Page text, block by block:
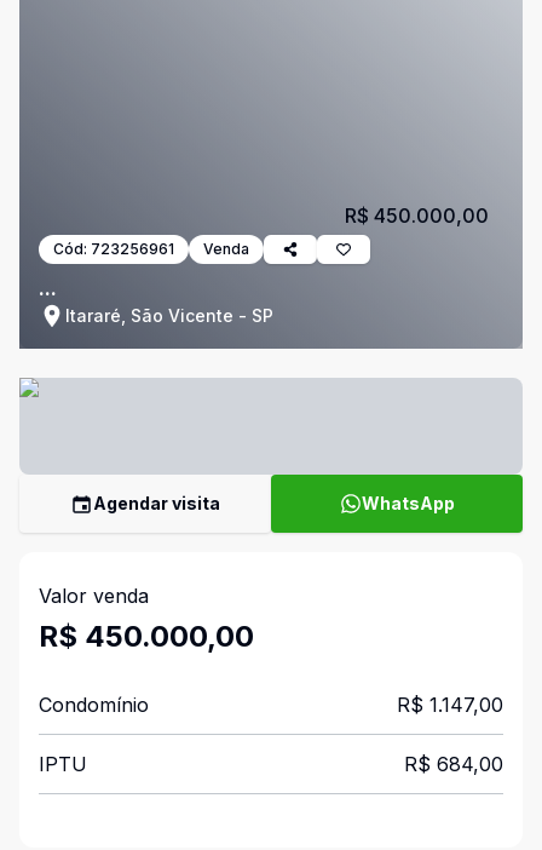
Cód: 723256961 Venda
...
Itararé, São Vicente - SP
R$ 450.000,00
Agendar visita WhatsApp
Valor venda
R$ 450.000,00
Condomínio R$ 1.147,00
IPTU R$ 684,00